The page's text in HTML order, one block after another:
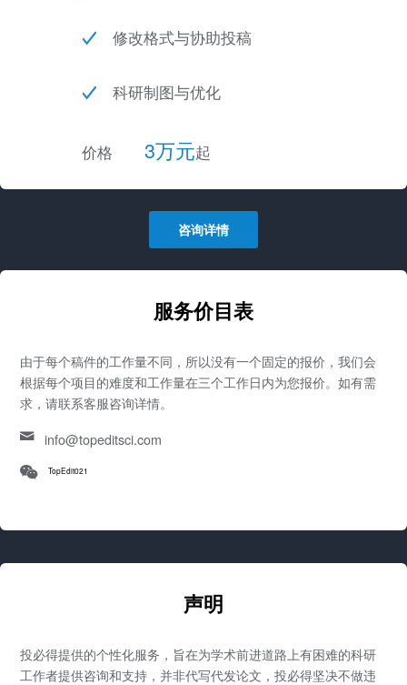
修改格式与协助投稿
科研制图与优化
价格 3万元起
咨询详情
服务价目表
由于每个稿件的工作量不同，所以没有一个固定的报价，我们会
根据每个项目的难度和工作量在三个工作日内为您报价。如有需
求，请联系客服咨询详情。
info@topeditsci.com
TopEdit021
声明
投必得提供的个性化服务，旨在为学术前进道路上有困难的科研
工作者提供咨询和支持，并非代写代发论文，投必得坚决不做违